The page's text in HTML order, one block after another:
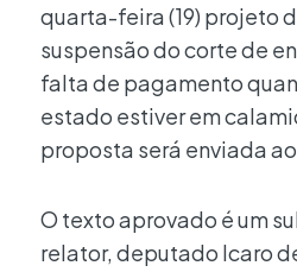
quarta-feira (19) projeto
suspensão do corte de
falta de pagamento
estado estiver em
proposta será enviada
O texto aprovado é um
relator, deputado Icaro